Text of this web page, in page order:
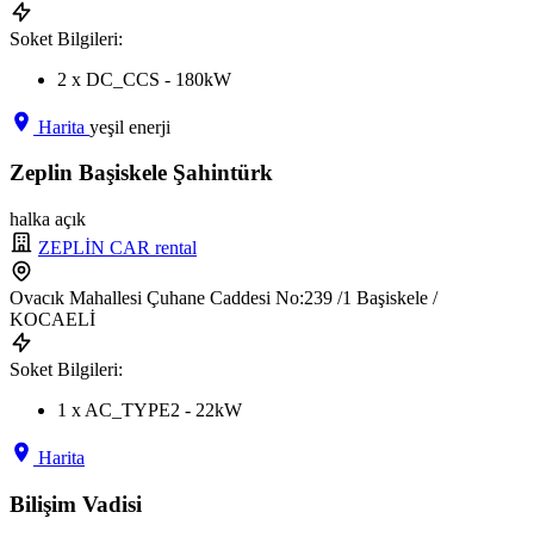
Soket Bilgileri:
2 x DC_CCS - 180kW
Harita yeşil enerji
Zeplin Başiskele Şahintürk
halka açık
ZEPLİN CAR rental
Ovacık Mahallesi Çuhane Caddesi No:239 /1 Başiskele /
KOCAELİ
Soket Bilgileri:
1 x AC_TYPE2 - 22kW
Harita
Bilişim Vadisi